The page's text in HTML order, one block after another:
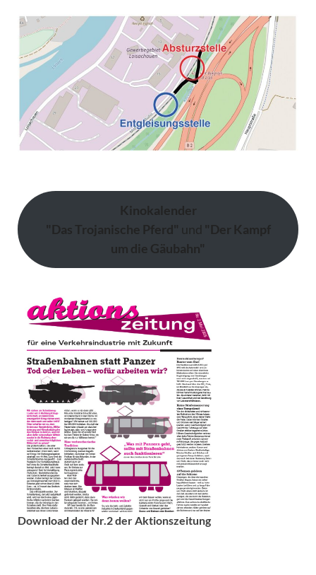
Kinokalender
"Das Trojanische Pferd" und "Der Kampf
um die Gäubahn"
Download der Nr.2 der Aktionszeitung